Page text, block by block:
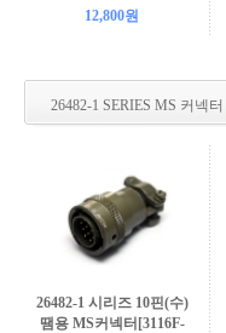
12,800원
26482-1 SERIES MS 커넥터
26482-1 시리즈 10핀(수)
땜용 MS커넥터[3116F-